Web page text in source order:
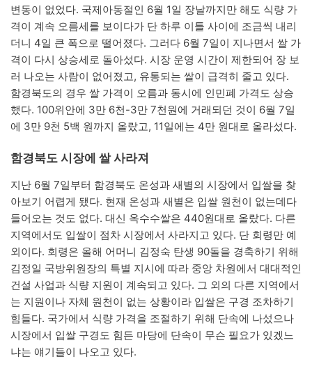
변동이 없었다. 국제아동절인 6월 1일 장날까지만 해도 식량 가
격이 계속 오름세를 보이다가 단 하루 이틀 사이에 조금씩 내리
더니 4일 큰 폭으로 떨어졌다. 그러다 6월 7일이 지나면서 쌀 가
격이 다시 상승세로 돌아섰다. 시장 운영 시간이 제한되어 장 보
러 나오는 사람이 없어졌고, 유통되는 쌀이 급격히 줄고 있다.
함경북도의 경우 쌀 가격이 오름과 동시에 인민폐 가격도 상승
했다. 100위안에 3만 6천-3만 7천원에 거래되던 것이 6월 7일
에 3만 9천 5백 원까지 올랐고, 11일에는 4만 원대로 올라섰다.
함경북도 시장에 쌀 사라져
지난 6월 7일부터 함경북도 온성과 새별의 시장에서 입쌀을 찾
아보기 어렵게 됐다. 현재 온성과 새별은 입쌀 원천이 없는데다
들어오는 것도 없다. 대신 옥수수쌀은 440원대로 올랐다. 다른
지역에서도 입쌀이 점차 시장에서 사라지고 있다. 단 회령만 예
외이다. 회령은 올해 어머니 김정숙 탄생 90돌을 경축하기 위해
김정일 국방위원장의 특별 지시에 따라 중앙 차원에서 대대적인
건설 사업과 식량 지원이 계속되고 있다. 그 외의 다른 지역에서
는 지원이나 자체 원천이 없는 상황이라 입쌀은 구경 조차하기
힘들다. 국가에서 식량 가격을 조절하기 위해 단속에 나섰으나
시장에서 입쌀 구경도 힘든 마당에 단속이 무슨 필요가 있겠느
냐는 얘기들이 나오고 있다.